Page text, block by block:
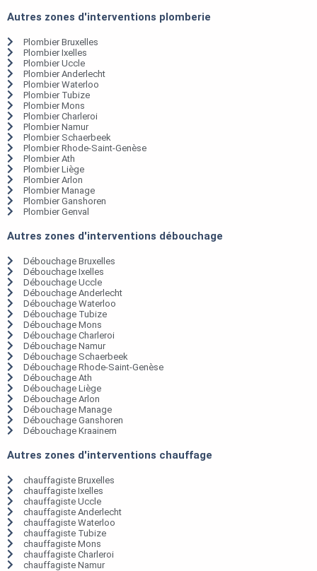
Autres zones d'interventions plomberie
Plombier Bruxelles
Plombier Ixelles
Plombier Uccle
Plombier Anderlecht
Plombier Waterloo
Plombier Tubize
Plombier Mons
Plombier Charleroi
Plombier Namur
Plombier Schaerbeek
Plombier Rhode-Saint-Genèse
Plombier Ath
Plombier Liège
Plombier Arlon
Plombier Manage
Plombier Ganshoren
Plombier Genval
Autres zones d'interventions débouchage
Débouchage Bruxelles
Débouchage Ixelles
Débouchage Uccle
Débouchage Anderlecht
Débouchage Waterloo
Débouchage Tubize
Débouchage Mons
Débouchage Charleroi
Débouchage Namur
Débouchage Schaerbeek
Débouchage Rhode-Saint-Genèse
Débouchage Ath
Débouchage Liège
Débouchage Arlon
Débouchage Manage
Débouchage Ganshoren
Débouchage Kraainem
Autres zones d'interventions chauffage
chauffagiste Bruxelles
chauffagiste Ixelles
chauffagiste Uccle
chauffagiste Anderlecht
chauffagiste Waterloo
chauffagiste Tubize
chauffagiste Mons
chauffagiste Charleroi
chauffagiste Namur